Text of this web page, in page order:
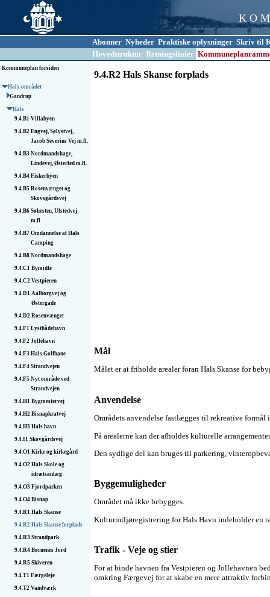
K O
Abonner Nyheder Praktiske oplysninger Skriv til
Hovedstruktur Retningslinier
Kommuneplan forsiden
Hals-området
Gandrup
Hals
9.4.B1 Villabyen
9.4.B2 Engvej, Sølystvej,
Jacob Severins Vej m.fl.
9.4.B3 Nordmandshage,
Lindevej, Østerled m.fl.
9.4.B4 Fiskerbyen
9.4.B5 Rosenvænget og
Skovsgårdsvej
9.4.B6 Søhesten, Ulstedvej
m.fl.
9.4.B7 Omdannelse af Hals
Camping
9.4.B8 Nordmandshage
9.4.C1 Bymidte
9.4.C2 Vestpieren
9.4.D1 Aalborgvej og
Østergade
9.4.D2 Rosenvænget
9.4.F1 Lystbådehavn
9.4.F2 Jollehavn
9.4.F3 Hals Golfbane
9.4.F4 Strandvejen
9.4.F5 Nyt område ved
Strandvejen
9.4.H1 Bygmestervej
9.4.H2 Bisnapkratvej
9.4.H3 Hals havn
9.4.I1 Skovgårdsvej
9.4.O1 Kirke og kirkegård
9.4.O2 Hals Skole og
idrætsanlæg
9.4.O3 Fjordparken
9.4.O4 Bisnap
9.4.R1 Hals Skanse
9.4.R2 Hals Skanse forplads
9.4.R3 Strandpark
9.4.R4 Børnenes Jord
9.4.R5 Skiveren
9.4.T1 Færgeleje
9.4.T2 Vandværk
9.4.R2 Hals Skanse forplads
Mål
Målet er at friholde arealer foran Hals Skanse for
Anvendelse
Områdets anvendelse fastlægges til rekreative formål
På arealerne kan der afholdes kulturelle
Den sydlige del kan bruges til parkering,
Byggemuligheder
Området må ikke bebygges.
Kulturmiljøregistrering for Hals Havn indeholder en
Trafik - Veje og stier
For at binde havnen fra Vestpieren og Jollehavnen
omkring Færgevej for at skabe en mere attraktiv